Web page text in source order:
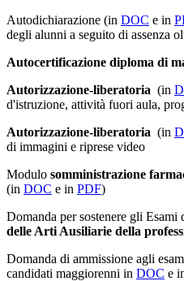
Autodichiarazione (in DOC e in
degli alunni a seguito di assenza
Autocertificazione diploma di
Autorizzazione-liberatoria (in
d'istruzione, attività fuori aula,
Autorizzazione-liberatoria (in
di immagini e riprese video
Modulo somministrazione
(in DOC e in PDF)
Domanda per sostenere gli
delle Arti Ausiliarie della
Domanda di ammissione agli
candidati maggiorenni in DOC e